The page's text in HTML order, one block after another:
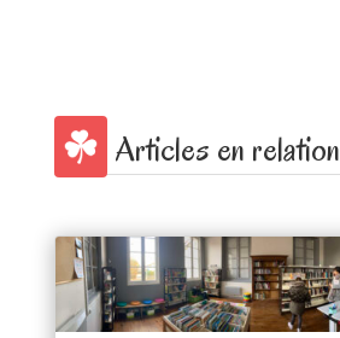
Articles en relation